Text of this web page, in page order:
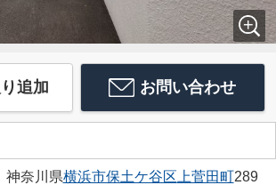
追加 お問い合わせ
神奈川県横浜市保土ケ谷区 上菅田町289